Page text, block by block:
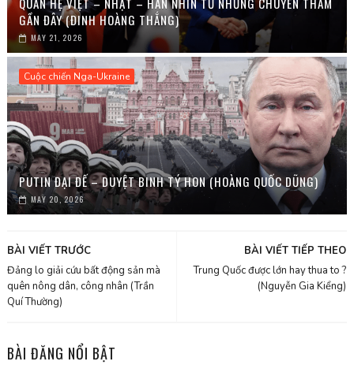
GẦN ĐÂY (ĐINH HOÀNG THẮNG)
MAY 21, 2026
Cuộc chiến Nga-Ukraine
PUTIN ĐẠI ĐẾ – DUYỆT BINH TÝ HON (HOÀNG QUỐC DŨNG)
MAY 20, 2026
BÀI VIẾT TIẾP THEO
Trung Quốc được lớn hay thua to ?
(Nguyễn Gia Kiểng)
BÀI VIẾT TRƯỚC
Đảng lo giải cứu bất động sản mà
quên nông dân, công nhân (Trần
Quí Thường)
BÀI ĐĂNG NỔI BẬT